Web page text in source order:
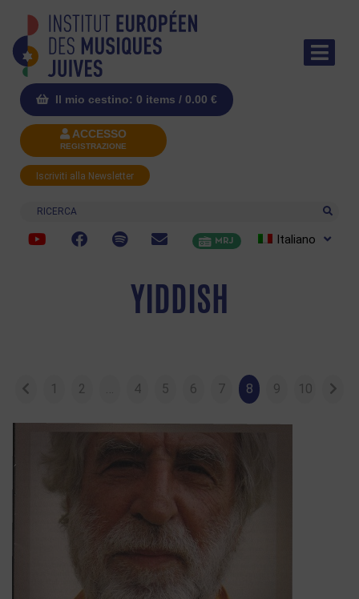
Il mio cestino: 0 items / 0.00 €
ACCESSO
REGISTRAZIONE
Iscriviti alla Newsletter
Ricerca
MRJ Italiano
YIDDISH
1 2 4 5 6 7 8 9 10